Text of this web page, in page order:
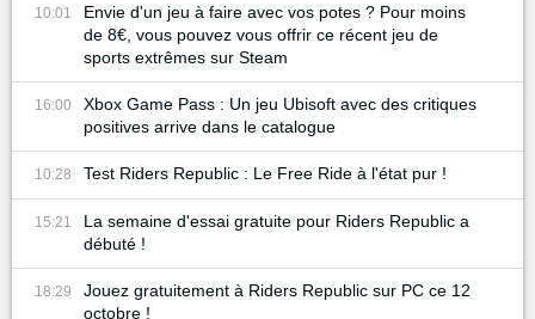
10:01
Envie d'un jeu à faire avec vos potes ? Pour moins
de 8€, vous pouvez vous offrir ce récent jeu de
sports extrêmes sur Steam
16:00
Xbox Game Pass : Un jeu Ubisoft avec des critiques
positives arrive dans le catalogue
10:28 Test Riders Republic : Le Free Ride à l'état pur !
15:21
La semaine d'essai gratuite pour Riders Republic a
débuté !
18:29
Jouez gratuitement à Riders Republic sur PC ce 12
octobre !